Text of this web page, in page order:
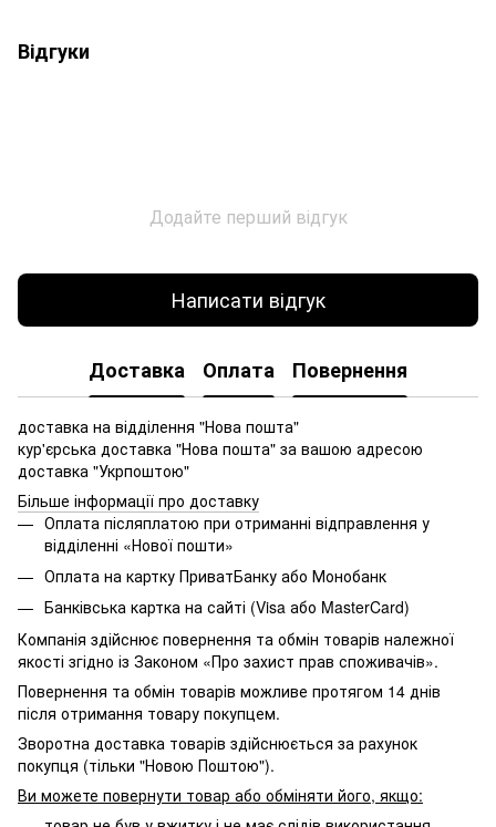
Відгуки
Додайте перший відгук
Написати відгук
Доставка Оплата Повернення
доставка на відділення "Нова пошта"
кур'єрська доставка "Нова пошта" за вашою адресою
доставка "Укрпоштою"
Більше інформації про доставку
Оплата післяплатою при отриманні відправлення у
відділенні «Нової пошти»
Оплата на картку ПриватБанку або Монобанк
Банківська картка на сайті (Visa або MasterCard)
Компанія здійснює повернення та обмін товарів належної
якості згідно із Законом «Про захист прав споживачів».
Повернення та обмін товарів можливе протягом 14 днів
після отримання товару покупцем.
Зворотна доставка товарів здійснюється за рахунок
покупця (тільки "Новою Поштою").
Ви можете повернути товар або обміняти його, якщо: